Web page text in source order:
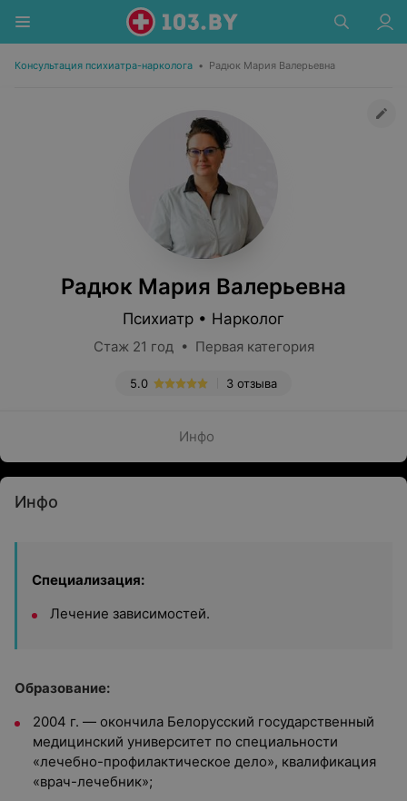
Консультация психиатра-нарколога • Радюк Мария Валерьевна
Радюк Мария Валерьевна
Психиатр • Нарколог
Стаж 21 год • Первая категория
3 отзыва
5.0
Инфо
Инфо
Специализация:
Лечение зависимостей.
Образование:
2004 г. — окончила Белорусский государственный
медицинский университет по специальности
«лечебно-профилактическое дело», квалификация
«врач-лечебник»;